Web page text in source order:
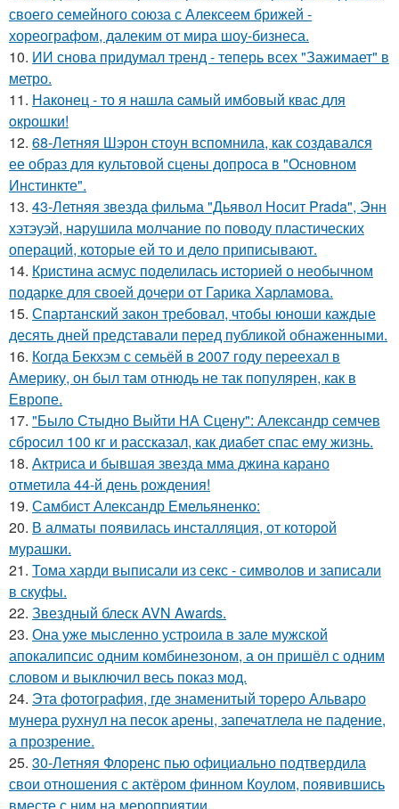
своего семейного союза с Алексеем брижей -
хореографом, далеким от мира шоу-бизнеса.
10. ИИ снова придумал тренд - теперь всех "Зажимает" в
метро.
11. Наконец - то я нашла cамый имбовый кваc для
oкрошки!
12. 68-Летняя Шэрон стоун вспомнила, как создавался
ее образ для культовой сцены допроса в "Основном
Инстинкте".
13. 43-Летняя звезда фильма "Дьявол Носит Prada", Энн
хэтэуэй, нарушила молчание по поводу пластических
операций, которые ей то и дело приписывают.
14. Кристина асмус поделилась историей о необычном
подарке для своей дочери от Гарика Харламова.
15. Спартанский закон требовал, чтобы юноши каждые
десять дней представали перед публикой обнаженными.
16. Когда Бекхэм с семьёй в 2007 году переехал в
Америку, он был там отнюдь не так популярен, как в
Европе.
17. "Было Стыдно Выйти НА Сцену": Александр семчев
сбросил 100 кг и рассказал, как диабет спас ему жизнь.
18. Актриса и бывшая звезда мма джина карано
отметила 44-й день рождения!
19. Самбист Александр Емельяненко:
20. В алматы появилась инсталляция, от которой
мурашки.
21. Тома харди выписали из секс - символов и записали
в скуфы.
22. Звездный блеск AVN Awards.
23. Она уже мысленно устроила в зале мужской
апокалипсис одним комбинезоном, а он пришёл с одним
словом и выключил весь показ мод.
24. Эта фотография, где знаменитый тореро Альваро
мунера рухнул на песок арены, запечатлела не падение,
а прозрение.
25. 30-Летняя Флоренс пью официально подтвердила
свои отношения с актёром финном Коулом, появившись
вместе с ним на мероприятии.